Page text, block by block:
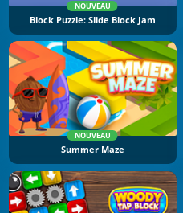
NOUVEAU
Block Puzzle: Slide Block Jam
NOUVEAU
Summer Maze